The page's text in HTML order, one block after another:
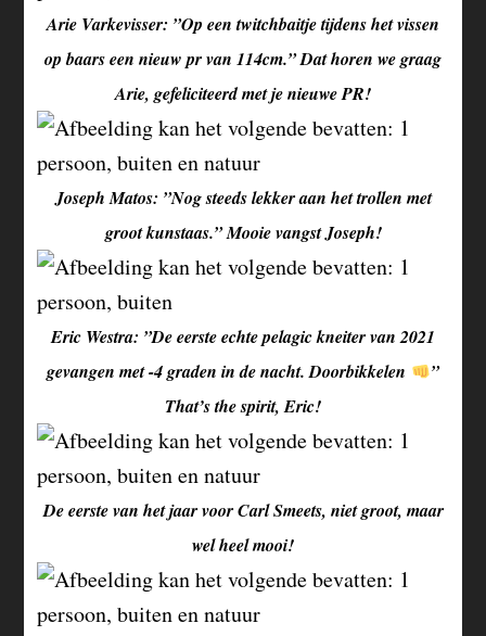
Arie Varkevisser: ”Op een twitchbaitje tijdens het vissen
op baars een nieuw pr van 114cm.” Dat horen we graag
Arie, gefeliciteerd met je nieuwe PR!
Joseph Matos: ”Nog steeds lekker aan het trollen met
groot kunstaas.” Mooie vangst Joseph!
Eric Westra: ”De eerste echte pelagic kneiter van 2021
gevangen met -4 graden in de nacht. Doorbikkelen
”
That’s the spirit, Eric!
De eerste van het jaar voor Carl Smeets, niet groot, maar
wel heel mooi!